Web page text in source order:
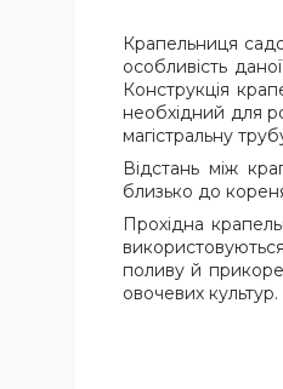
Крапельниця
особливість
Конструкція
необхідний для
магістральну
Відстань між
близько до
Прохідна
поливу й
овочевих культур.